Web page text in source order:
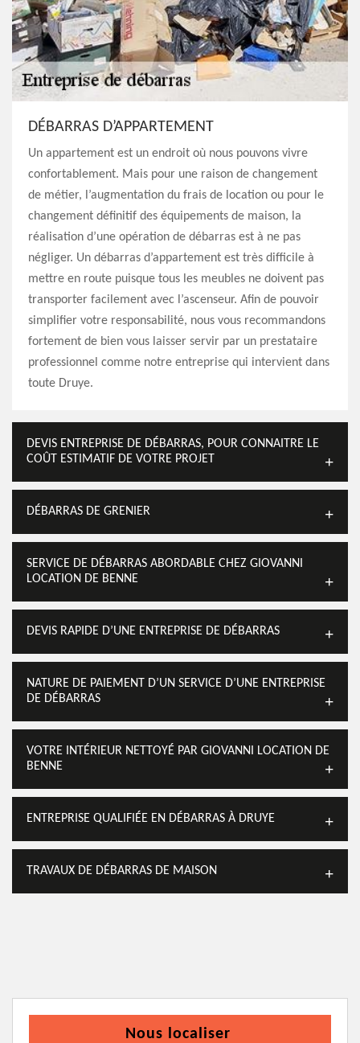
DÉBARRAS D’APPARTEMENT
Un appartement est un endroit où nous pouvons vivre
confortablement. Mais pour une raison de changement
de métier, l’augmentation du frais de location ou pour le
changement définitif des équipements de maison, la
réalisation d’une opération de débarras est à ne pas
négliger. Un débarras d’appartement est très difficile à
mettre en route puisque tous les meubles ne doivent pas
transporter facilement avec l’ascenseur. Afin de pouvoir
simplifier votre responsabilité, nous vous recommandons
fortement de bien vous laisser servir par un prestataire
professionnel comme notre entreprise qui intervient dans
toute Druye.
DEVIS ENTREPRISE DE DÉBARRAS, POUR CONNAITRE LE
COÛT ESTIMATIF DE VOTRE PROJET
DÉBARRAS DE GRENIER
SERVICE DE DÉBARRAS ABORDABLE CHEZ GIOVANNI
LOCATION DE BENNE
DEVIS RAPIDE D’UNE ENTREPRISE DE DÉBARRAS
NATURE DE PAIEMENT D’UN SERVICE D’UNE ENTREPRISE
DE DÉBARRAS
VOTRE INTÉRIEUR NETTOYÉ PAR GIOVANNI LOCATION DE
BENNE
ENTREPRISE QUALIFIÉE EN DÉBARRAS À DRUYE
TRAVAUX DE DÉBARRAS DE MAISON
Nous localiser